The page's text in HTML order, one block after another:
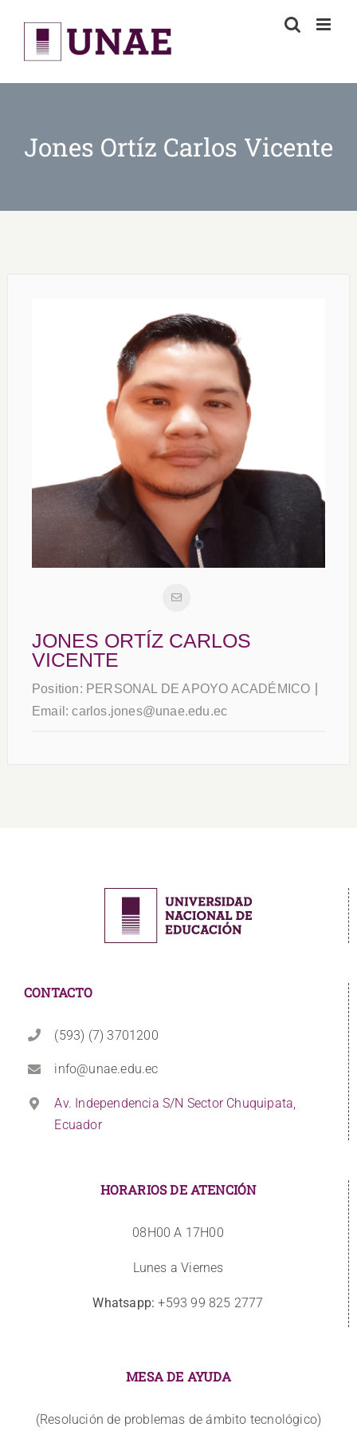
content
Jones Ortíz Carlos Vicente
JONES ORTÍZ CARLOS
VICENTE
Position: PERSONAL DE APOYO ACADÉMICO
Email:carlos.jones@unae.edu.ec
CONTACTO
(593) (7) 3701200
info@unae.edu.ec
Av. Independencia S/N Sector Chuquipata,
Ecuador
HORARIOS DE ATENCIÓN
08H00 A 17H00
Lunes a Viernes
Whatsapp: +593 99 825 2777
MESA DE AYUDA
(Resolución de problemas de ámbito tecnológico)